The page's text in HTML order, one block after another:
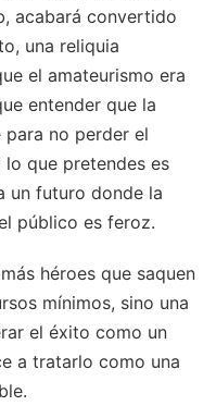
acabará convertido
una reliquia
el amateurismo era
entender que la
no perder el
que pretendes es
un futuro donde la
público es feroz.
héroes que saquen
mínimos, sino una
el éxito como un
a tratarlo como una